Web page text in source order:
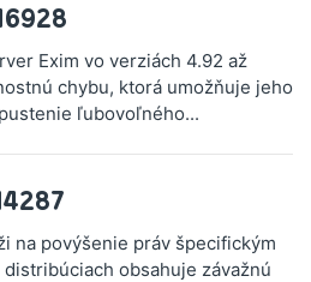
Exim vo verziách 4.92 až
chybu, ktorá umožňuje jeho
ľubovoľného...
na povýšenie práv špecifickým
obsahuje závažnú